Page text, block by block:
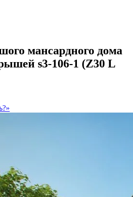
мансардного дома
s3-106-1 (Z30 L